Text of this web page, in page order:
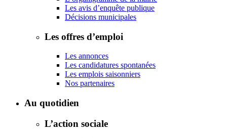
Les avis d’enquête publique
Décisions municipales
Les offres d’emploi
Les annonces
Les candidatures spontanées
Les emplois saisonniers
Nos partenaires
Au quotidien
L’action sociale